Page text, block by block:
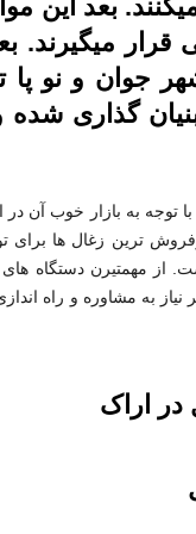
بعد این
قرار میگیرند.
جوان و نو
توجه به بازار خوب آن
ترین زغال ها برای
از مهمتیرن دستگاه های
به مشاوره و راه
در اراک